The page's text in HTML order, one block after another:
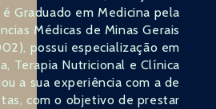
Graduado em Medicina pela
Médicas de Minas Gerais
possui especialização em
Terapia Nutricional e Clínica
a sua experiência com a de
com o objetivo de prestar